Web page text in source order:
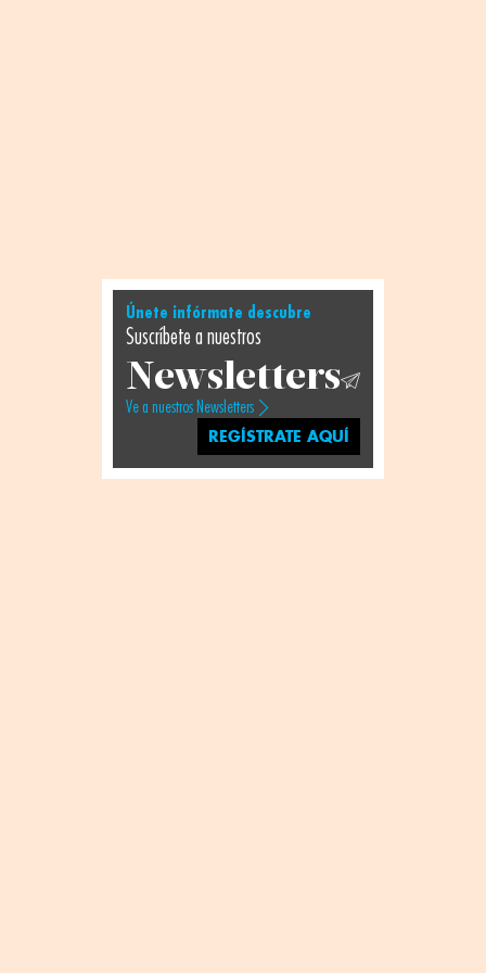
Únete infórmate descubre
Suscríbete a nuestros
Newsletters
Ve a nuestros Newsletters
REGÍSTRATE AQUÍ